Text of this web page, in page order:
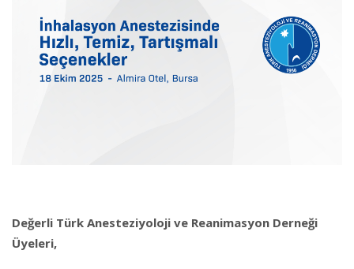
Değerli Türk Anesteziyoloji ve Reanimasyon Derneği
Üyeleri,